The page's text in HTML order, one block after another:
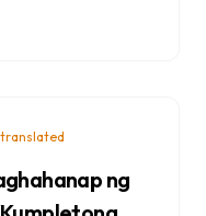
na
ng